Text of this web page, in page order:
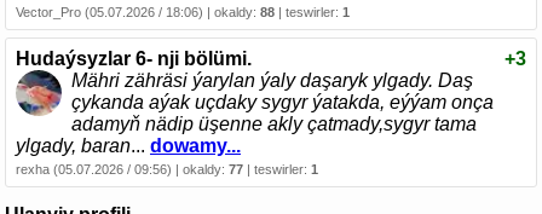
Vector_Pro (05.07.2026 / 18:06) | okaldy: 88 | teswirler: 1
Hudaýsyzlar 6- nji bölümi.
+3
Mähri zähräsi ýarylan ýaly daşaryk ylgady. Daş
çykanda aýak uçdaky sygyr ýatakda, eýýam onça
adamyň nädip üşenne akly çatmady,sygyr tama
ylgady, baran... dowamy...
rexha (05.07.2026 / 09:56) | okaldy: 77 | teswirler: 1